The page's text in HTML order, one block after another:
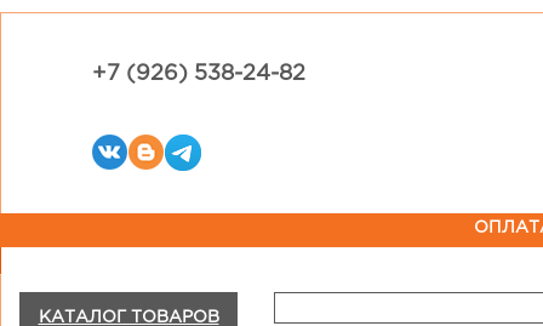
+7 (926) 538-24-82
КАТАЛОГ ТОВАРОВ